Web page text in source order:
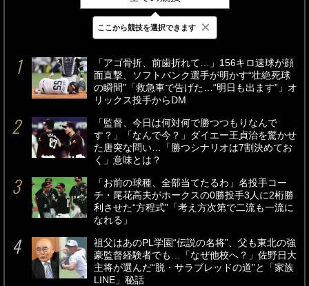
最新 24時間 週間
「アゴ骨折、前歯折れて…」156キロ速球が顔
面直撃、ソフトバンク選手が明かす“壮絶死球
の瞬間”「救急車で告げた…“明日も出ます”」オ
リックス投手からDM
「監督、今日は何対何で勝つつもりなんで
す？」「なんで今？」ダイエー王貞治を驚かせ
た唐突な問い…「勝つシナリオは7割決めてお
く」意味とは？
「お前の球種、全部当てたるわ」名投手コー
チ・尾花高夫がホークスの0勝投手3人に2桁勝
利させた“方程式”「考え方次第で二流も一流に
なれる」
祖父はあのPL学園“伝説の名将”、父も東北の強
豪監督経験者でも…「なぜ他校へ？」佐野日大
主将が選んだ“脱・サラブレッドの道”と「家族
LINE」秘話
ここから競技を選択できます ×